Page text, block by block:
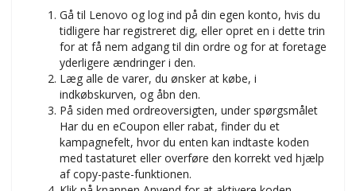
Gå til Lenovo og log ind på din egen konto, hvis du
tidligere har registreret dig, eller opret en i dette trin
for at få nem adgang til din ordre og for at foretage
yderligere ændringer i den.
Læg alle de varer, du ønsker at købe, i
indkøbskurven, og åbn den.
På siden med ordreoversigten, under spørgsmålet
Har du en eCoupon eller rabat, finder du et
kampagnefelt, hvor du enten kan indtaste koden
med tastaturet eller overføre den korrekt ved hjælp
af copy-paste-funktionen.